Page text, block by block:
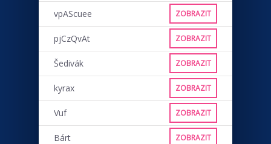
vpAScuee ZOBRAZIT
pjCzQvAt ZOBRAZIT
Šedivák ZOBRAZIT
kyrax ZOBRAZIT
Vuf ZOBRAZIT
Bárt ZOBRAZIT